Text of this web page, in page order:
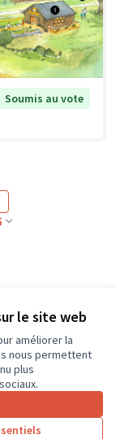
le site web
améliorer la
nous permettent
plus
Soumis au vote